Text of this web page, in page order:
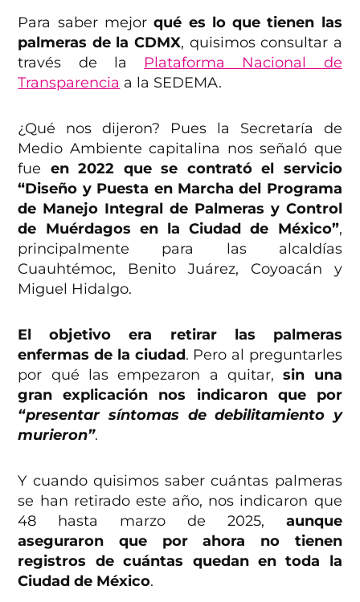
Para saber mejorqué es lo que tienen las
palmeras de la CDMX, quisimos consultar a
través de la Plataforma Nacional de
Transparencia a la SEDEMA.
¿Qué nos dijeron? Pues la Secretaría de
Medio Ambiente capitalina nos señaló que
fue en 2022 que se contrató el servicio
“Diseño y Puesta en Marcha del Programa
de Manejo Integral de Palmeras y Control
de Muérdagos en la Ciudad de México”,
principalmente para las alcaldías
Cuauhtémoc, Benito Juárez, Coyoacán y
Miguel Hidalgo.
El objetivo era retirar las palmeras
enfermas de la ciudad. Pero al preguntarles
por qué las empezaron a quitar, sin una
gran explicación nos indicaron que por
“presentar síntomas de debilitamiento y
murieron”.
Y cuando quisimos saber cuántas palmeras
se han retirado este año, nos indicaron que
48 hasta marzo de 2025, aunque
aseguraron que por ahora no tienen
registros de cuántas quedan en toda la
Ciudad de México.